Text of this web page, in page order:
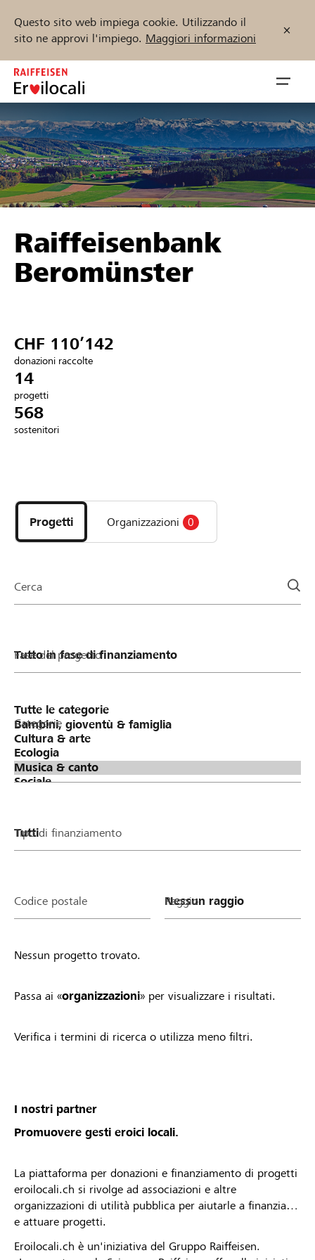
Questo sito web impiega cookie. Utilizzando il
sito ne approvi l'impiego. Maggiori informazioni
Zum
Inhalt
springen
öffnen
Sostenere
Aiuto & supporto
Collegarsi
Trova progetti e organizzazioni
Inizia ora
DE FR IT
Raiffeisenbank
Beromünster
CHF 110’142
donazioni raccolte
14
progetti
568
sostenitori
i
progetti
e
della
Progetti Organizzazioni 0
Cerca
Fase del progetto
Categorie
Tipo di finanziamento
Codice postale Raggio
Nessun progetto trovato.
Passa ai «organizzazioni» per visualizzare i risultati.
Verifica i termini di ricerca o utilizza meno filtri.
I nostri partner
Promuovere gesti eroici locali.
La piattaforma per donazioni e finanziamento di progetti
eroilocali.ch si rivolge ad associazioni e altre
organizzazioni di utilità pubblica per aiutarle a finanziare
e attuare progetti.
Eroilocali.ch è un'iniziativa del Gruppo Raiffeisen.